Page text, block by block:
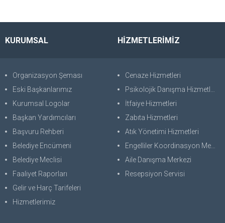
KURUMSAL
Organizasyon Şeması
Eski Başkanlarımız
Kurumsal Logolar
Başkan Yardımcıları
Başvuru Rehberi
Belediye Encümeni
Belediye Meclisi
Faaliyet Raporları
Gelir ve Harç Tarifeleri
Hizmetlerimiz
HİZMETLERİMİZ
Cenaze Hizmetleri
Psikolojik Danışma Hizmetleri
İtfaiye Hizmetleri
Zabıta Hizmetleri
Atık Yönetimi Hizmetleri
Engelliler Koordinasyon Merkezi
Aile Danışma Merkezi
Resepsiyon Servisi